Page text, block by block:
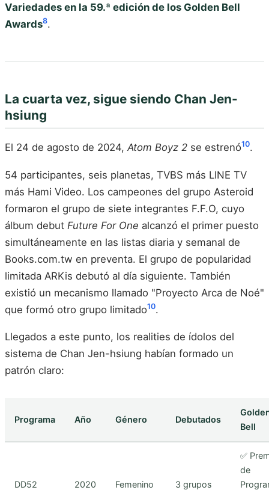
Variedades en la 59.ª edición de los Golden Bell
Awards8.
La cuarta vez, sigue siendo Chan Jen-
hsiung
El 24 de agosto de 2024, Atom Boyz 2 se estrenó10.
54 participantes, seis planetas, TVBS más LINE TV
más Hami Video. Los campeones del grupo Asteroid
formaron el grupo de siete integrantes F.F.O, cuyo
álbum debut Future For One alcanzó el primer puesto
simultáneamente en las listas diaria y semanal de
Books.com.tw en preventa. El grupo de popularidad
limitada ARKis debutó al día siguiente. También
existió un mecanismo llamado "Proyecto Arca de Noé"
que formó otro grupo limitado10.
Llegados a este punto, los realities de ídolos del
sistema de Chan Jen-hsiung habían formado un
patrón claro:
Programa Año Género Debutados
Bell
DD52 2020 Femenino 3 grupos
✅
de